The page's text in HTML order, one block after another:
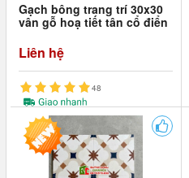
Gạch bông trang trí 30x30
vân gỗ hoạ tiết tân cổ điển
Liên hệ
48